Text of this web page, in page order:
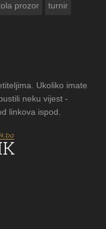
prozor turnir
Ukoliko imate
neku vijest -
linkova ispod.